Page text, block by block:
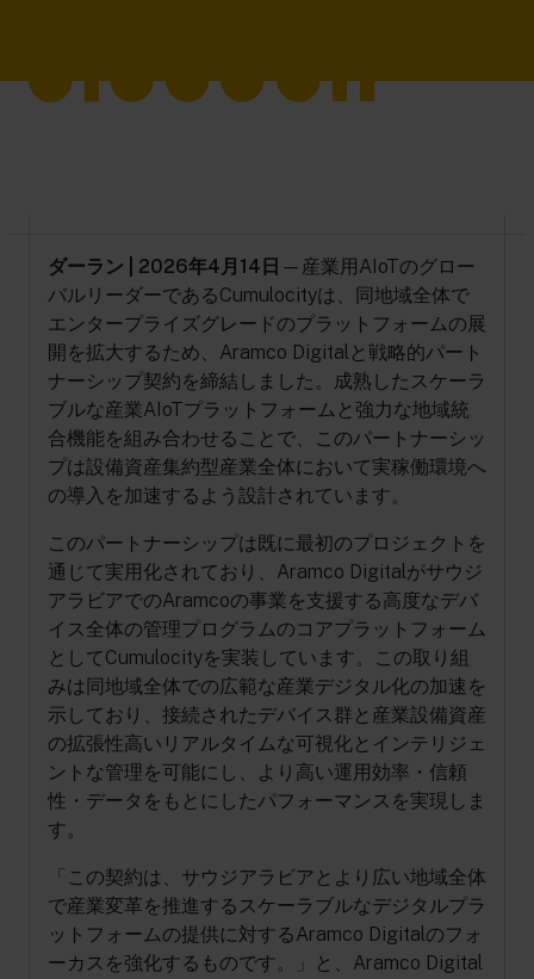
ダーラン | 2026年4月14日 —産業用AIoTのグロー
バルリーダーであるCumulocityは、同地域全体で
エンタープライズグレードのプラットフォームの展
開を拡大するため、Aramco Digitalと戦略的パート
ナーシップ契約を締結しました。成熟したスケーラ
ブルな産業AIoTプラットフォームと強力な地域統
合機能を組み合わせることで、このパートナーシッ
プは設備資産集約型産業全体において実稼働環境へ
の導入を加速するよう設計されています。
このパートナーシップは既に最初のプロジェクトを
通じて実用化されており、Aramco Digitalがサウジ
アラビアでのAramcoの事業を支援する高度なデバ
イス全体の管理プログラムのコアプラットフォーム
としてCumulocityを実装しています。この取り組
みは同地域全体での広範な産業デジタル化の加速を
示しており、接続されたデバイス群と産業設備資産
の拡張性高いリアルタイムな可視化とインテリジェ
ントな管理を可能にし、より高い運用効率・信頼
性・データをもとにしたパフォーマンスを実現しま
す。
「この契約は、サウジアラビアとより広い地域全体
で産業変革を推進するスケーラブルなデジタルプラ
ットフォームの提供に対するAramco Digitalのフォ
ーカスを強化するものです。」と、Aramco Digital